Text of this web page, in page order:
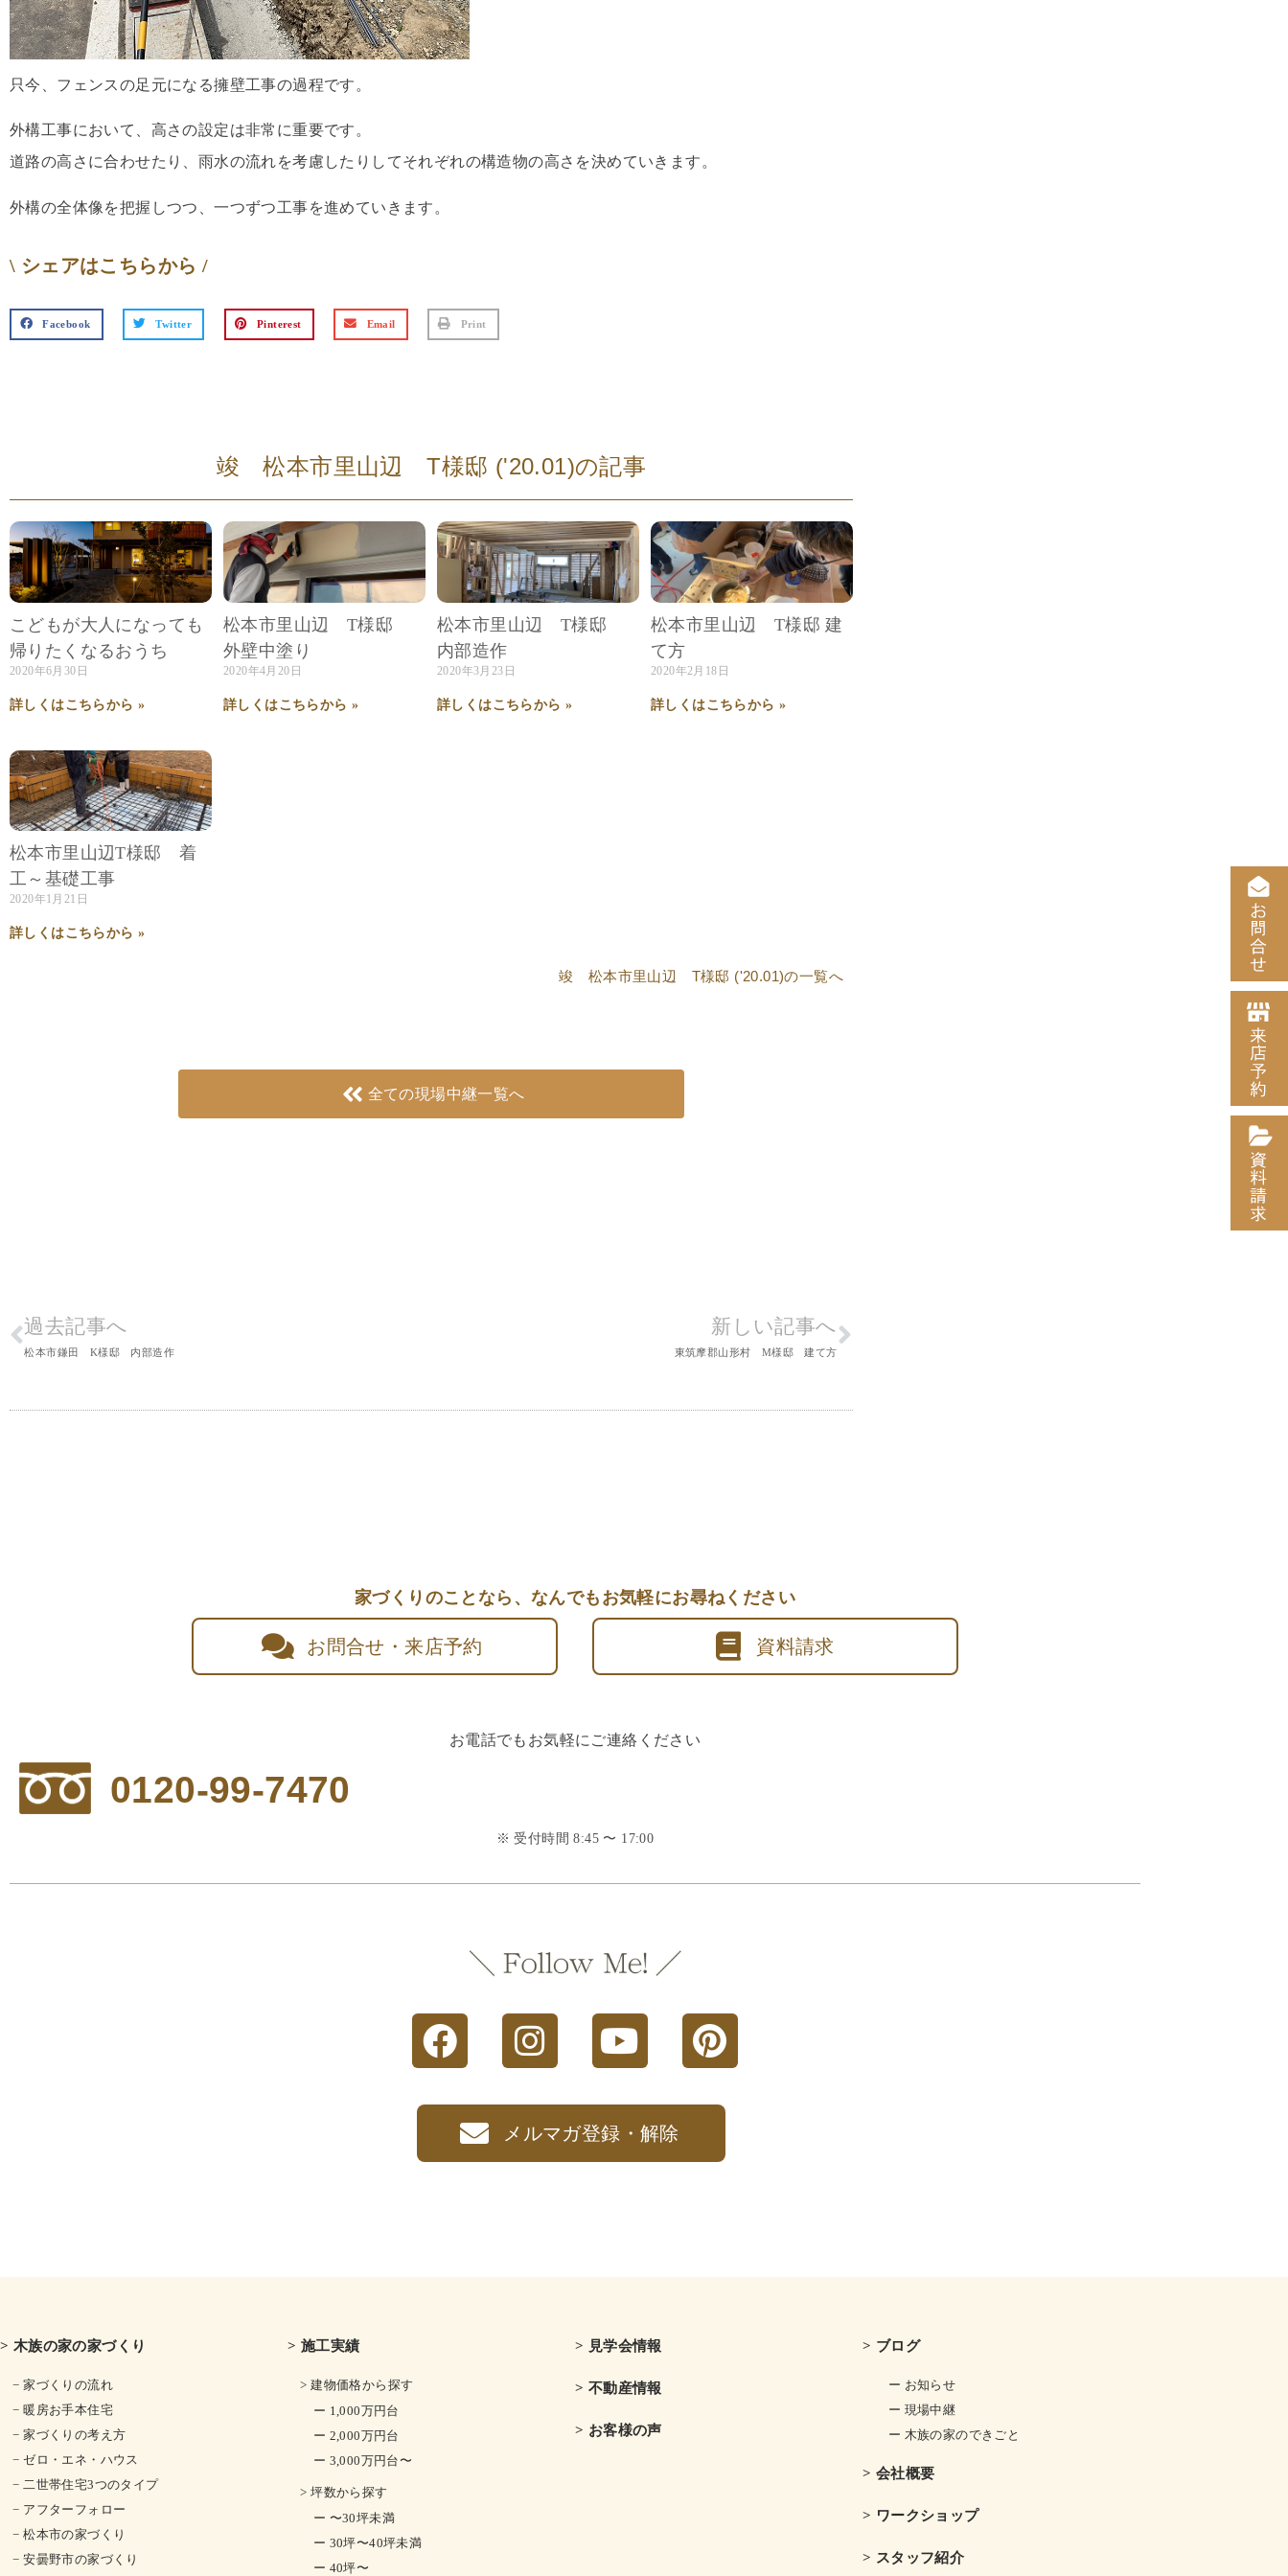
只今、フェンスの足元になる擁壁工事の過程です。
外構工事において、高さの設定は非常に重要です。
道路の高さに合わせたり、雨水の流れを考慮したりしてそれぞれの構造物の高さを決めていきます。
外構の全体像を把握しつつ、一つずつ工事を進めていきます。
\ シェアはこちらから /
Facebook Twitter Pinterest Email Print
竣 松本市里山辺 T様邸 ('20.01)の記事
こどもが大人になっても
帰りたくなるおうち
2020年6月30日
詳しくはこちらから »
松本市里山辺 T様邸
外壁中塗り
2020年4月20日
詳しくはこちらから »
松本市里山辺 T様邸
内部造作
2020年3月23日
詳しくはこちらから »
松本市里山辺 T様邸 建
て方
2020年2月18日
詳しくはこちらから »
松本市里山辺T様邸 着
工～基礎工事
2020年1月21日
詳しくはこちらから »
竣 松本市里山辺 T様邸 ('20.01)の一覧へ
全ての現場中継一覧へ
過去記事へ
松本市鎌田 K様邸 内部造作
新しい記事へ
東筑摩郡山形村 M様邸 建て方
家づくりのことなら、 なんでもお気軽にお尋ねください
お問合せ・来店予約 資料請求
お電話でもお気軽にご連絡ください
0120-99-7470
※ 受付時間 8:45 〜 17:00
メルマガ登録・解除
> 木族の家の家づくり
− 家づくりの流れ
− 暖房お手本住宅
− 家づくりの考え方
− ゼロ・エネ・ハウス
− 二世帯住宅3つのタイプ
− アフターフォロー
− 松本市の家づくり
− 安曇野市の家づくり
> 施工実績
> 建物価格から探す
ー 1,000万円台
ー 2,000万円台
ー 3,000万円台〜
> 坪数から探す
ー 〜30坪未満
ー 30坪〜40坪未満
ー 40坪〜
> 見学会情報
> 不動産情報
> お客様の声
> ブログ
ー お知らせ
ー 現場中継
ー 木族の家のできごと
> 会社概要
> ワークショップ
> スタッフ紹介